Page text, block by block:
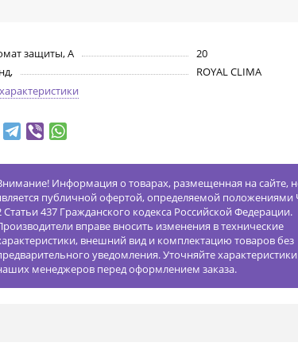
защиты, А
20
ROYAL CLIMA
Информация о товарах, размещенная на сайте,
публичной офертой, определяемой положениями
Статьи 437 Гражданского кодекса Российской Федерации.
вправе вносить изменения в технические
внешний вид и комплектацию товаров без
уведомления. Уточняйте
менеджеров перед оформлением заказа.